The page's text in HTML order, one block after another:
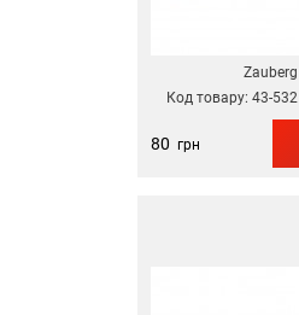
Zauberg
Код товару: 43-532
80 грн